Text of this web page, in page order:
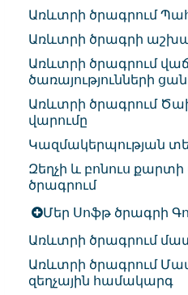
Առևտրի ծրագրում
Առևտրի ծրագրի
Առևտրի ծրագրում
ծառայությունների
Առևտրի ծրագրում
վարումը
Կազմակերպության
Զեղչի և բոնուս
ծրագրում
Մեր Սոֆթ ծրագրի
Առևտրի ծրագրում
Առևտրի ծրագրում
զեղչային համակարգ